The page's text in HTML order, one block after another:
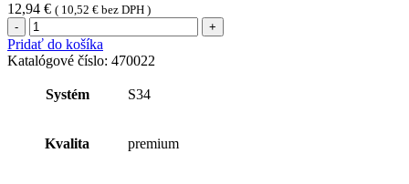
12,94 € ( 10,52 € bez DPH )
množstvo
Tork
parfemované
penové
mydlo
(1ks)
Pridať do košíka
Katalógové číslo: 470022
Systém S34
Kvalita premium